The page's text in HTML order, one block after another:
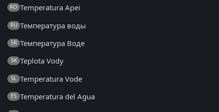
RO Temperatura Apei
RU Температура воды
SR Температура Воде
SK Teplota Vody
SL Temperatura Vode
ES Temperatura del Agua